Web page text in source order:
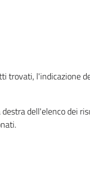
trovati, l'indicazione
dell'elenco dei